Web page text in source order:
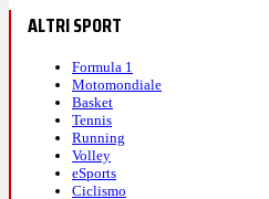
ALTRI SPORT
Formula 1
Motomondiale
Basket
Tennis
Running
Volley
eSports
Ciclismo